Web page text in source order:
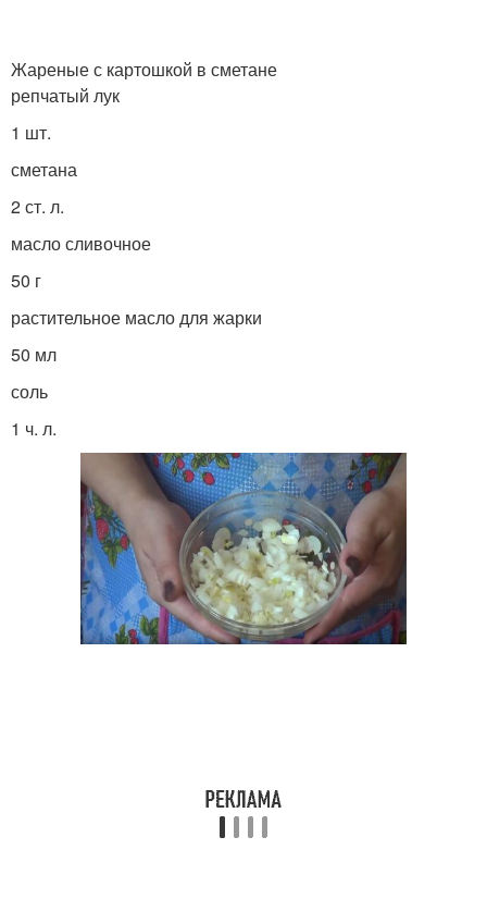
Жареные с картошкой в сметане
репчатый лук
1 шт.
сметана
2 ст. л.
масло сливочное
50 г
растительное масло для жарки
50 мл
соль
1 ч. л.